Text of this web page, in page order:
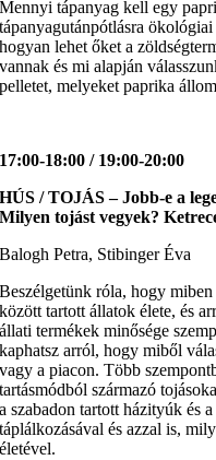
Mennyi tápanyag kell egy
tápanyagutánpótlásra
hogyan lehet őket a
vannak és mi alapján
pelletet, melyeket paprika
17:00-18:00 / 19:00-20:00
HÚS / TOJÁS – Jobb-e a
Milyen tojást vegyek?
Balogh Petra, Stibinger Éva
Beszélgetünk róla, hogy
között tartott állatok élete, és
állati termékek minősége
kaphatsz arról, hogy miből
vagy a piacon. Több
tartásmódból származó
a szabadon tartott házityúk és
táplálkozásával és azzal is,
életével.